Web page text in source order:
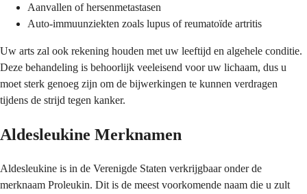
Aanvallen of hersenmetastasen
Auto-immuunziekten zoals lupus of reumatoïde artritis
Uw arts zal ook rekening houden met uw leeftijd en algehele conditie.
Deze behandeling is behoorlijk veeleisend voor uw lichaam, dus u
moet sterk genoeg zijn om de bijwerkingen te kunnen verdragen
tijdens de strijd tegen kanker.
Aldesleukine Merknamen
Aldesleukine is in de Verenigde Staten verkrijgbaar onder de
merknaam Proleukin. Dit is de meest voorkomende naam die u zult